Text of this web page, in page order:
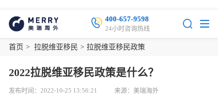
400-657-9598
24小时咨询热线
首页 > 拉脱维亚移民 > 拉脱维亚移民政策
2022拉脱维亚移民政策是什么？
发布时间：2022-10-25 13:56:21 来源：美瑞海外